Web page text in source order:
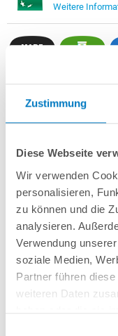
Zustimmung
Diese Webseite
Wir verwenden
personalisieren,
zu können und die
analysieren.
Verwendung
soziale Medien,
Partner führen
weiteren Daten
Weitere
Stahlwand-Rundbecken
Kunststoff.
Als PROFI-Setinkl.:
POOLSANA UV-C
Wasserpflegebedarf
Unterlegvlies 500 g/m²
Einbauskimmer und
SandfilteranlagePOOL